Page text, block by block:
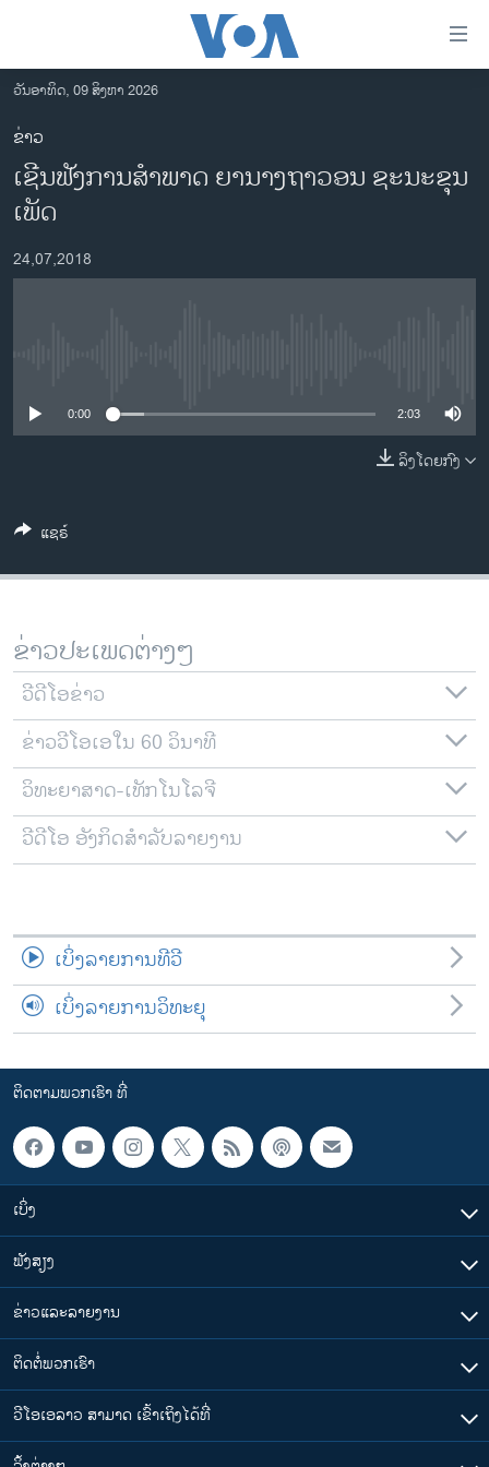
ເຂົ້າ
ຫາ
ຂ້າມ
ຂ້າມ
ຂ້າມ
ໄປ
ຫາ
ຊອກ
ອາເມຣິກາ
ຂ່າວ​ຈີນ
ຊີວິດຊາວລາວ
ທຸລະກິດ
ພາສາອັງກິດ
ສຽງ
ລາຍການກະຈາຍສຽງ
ລາຍງານ
ຕິດຕາມພວກເຮົາ ທີ່
ພາສາຕ່າງໆ
ວັນອາທິດ, 09 ສິງຫາ 2026
ຂ່າວ
ເຊີນຟັງການສຳພາດ ຍານາງຖາວອນ ຊະນະຂຸນ
ເພັດ
24,07,2018
0:00 2:03
ລິງໂດຍກົງ
ແຊຣ໌
ຂ່າວປະເພດຕ່າງໆ
ວີດີໂອຂ່າວ
ຂ່າວວີໂອເອໃນ 60 ວິນາທີ
ວິທະຍາສາດ-ເທັກໂນໂລຈີ
ວີດີໂອ ອັງກິດສຳລັບລາຍງານ
ເບິ່ງລາຍການທີວີ
ເບິ່ງລາຍການວິທະຍຸ
ຕິດຕາມພວກເຮົາ ທີ່
ເບິ່ງ
ຟັງສຽງ
ຂ່າວແລະລາຍງານ
ຕິດຕໍ່ພວກເຮົາ
ວີໂອເອລາວ ສາມາດ ເຂົ້າເຖິງໄດ້ທີ່